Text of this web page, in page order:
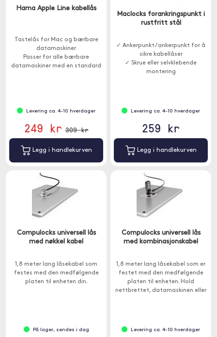
Hama Apple Line kabellås
Tastelås for Mac og bærbare
datamaskiner
Passer for alle bærbare
datamaskiner med en standard
Levering ca. 4-10 hverdager
249 kr 309 kr
Legg i handlekurven
Maclocks forankringspunkt i
rustfritt stål
✓ Ankerpunkt / ankerpunkt for å
sikre kabellåser
✓ Skrue eller selvklebende
montering
Levering ca. 4-10 hverdager
259 kr
Legg i handlekurven
Compulocks universell lås
med nøkkel kabel
1,8 meter lang låsekabel som
festes med den medfølgende
platen til enheten din.
På lager, sendes i dag
Compulocks universell lås
med kombinasjonskabel
1,8 meter lang låsekabel som er
festet med den medfølgende
platen til enheten. Hold
nettbrettet, datamaskinen eller
Levering ca. 4-10 hverdager